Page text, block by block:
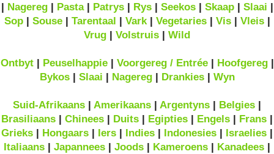
| Nagereg| Pasta| Patrys| Rys| Seekos| Skaap| Slaai |
Sop| Souse| Tarentaal | Vark| Vegetaries| Vis| Vleis|
Vrug | Volstruis | Wild
Ontbyt| Peuselhappie| Voorgereg / Entrée| Hoofgereg|
Bykos| Slaai | Nagereg| Drankies| Wyn
Suid-Afrikaans | Amerikaans | Argentyns | Belgies |
Brasiliaans | Chinees | Duits | Egipties | Engels | Frans |
Grieks | Hongaars | Iers | Indies | Indonesies | Israelies |
Italiaans | Japannees | Joods | Kameroens | Kanadees |